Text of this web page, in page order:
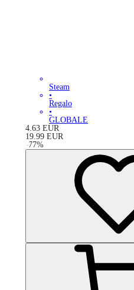
Steam
•
Regalo
•
GLOBALE
4.63 EUR
19.99 EUR
-77%